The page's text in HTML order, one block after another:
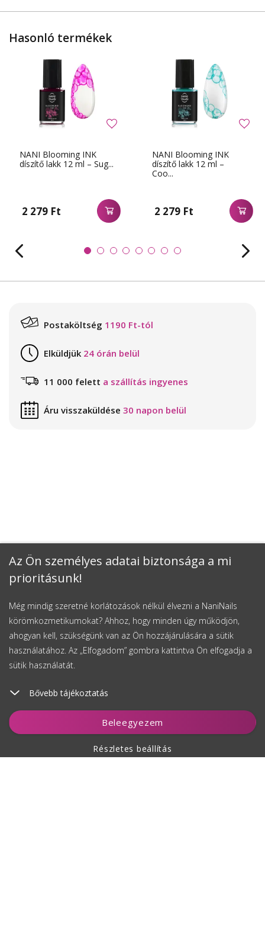
Az Ön személyes adatai biztonsága a mi
prioritásunk!
Még mindig szeretné korlátozások nélkül élvezni a NaniNails
körömkozmetikumokat? Ahhoz, hogy minden úgy működjön,
ahogyan kell, szükségünk van az Ön hozzájárulására a sütik
használatához. Az „Elfogadom” gombra kattintva Ön elfogadja a
sütik használatát.
Bővebb tájékoztatás
Beleegyezem
Részletes beállítás
Kosárhoz ad
Hasonló termékek
NANI Blooming INK
díszítő lakk 12 ml – Sug...
2 279 Ft
NANI Blooming INK
díszítő lakk 12 ml –
Coo...
2 279 Ft
Postaköltség 1190 Ft-tól
Elküldjük 24 órán belül
11 000 felett a szállítás ingyenes
Áru visszaküldése 30 napon belül